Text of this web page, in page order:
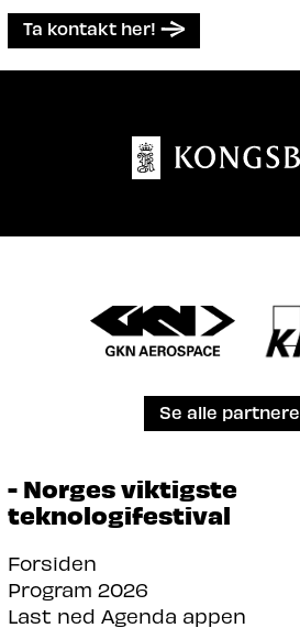
Ta kontakt her!
Se alle partnere
- Norges viktigste
teknologifestival
Forsiden
Program 2026
Last ned Agenda appen